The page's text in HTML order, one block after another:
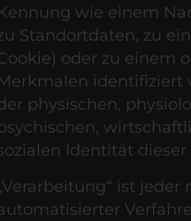
wie einem
Standortdaten, zu
oder zu einem
identifiziert
physischen,
Identität
ist